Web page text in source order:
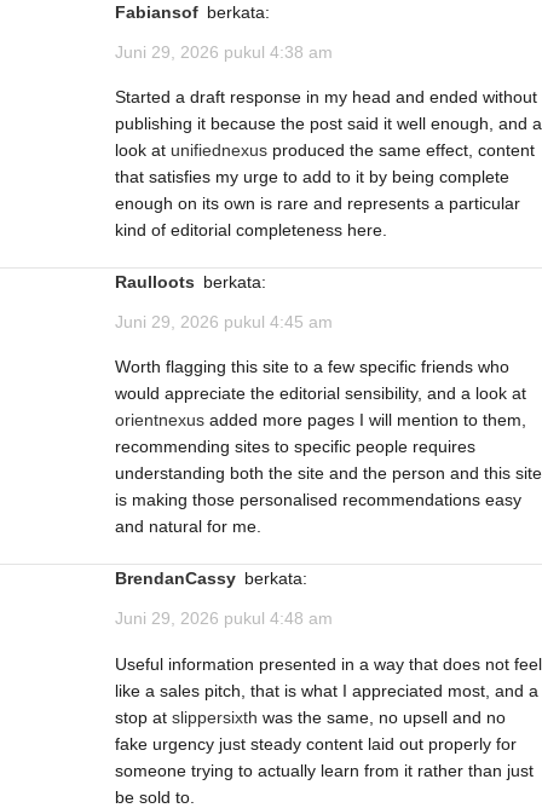
Fabiansof berkata:
Juni 29, 2026 pukul 4:38 am
Started a draft response in my head and ended without
publishing it because the post said it well enough, and a
look at unifiednexus produced the same effect, content
that satisfies my urge to add to it by being complete
enough on its own is rare and represents a particular
kind of editorial completeness here.
Raulloots berkata:
Juni 29, 2026 pukul 4:45 am
Worth flagging this site to a few specific friends who
would appreciate the editorial sensibility, and a look at
orientnexus added more pages I will mention to them,
recommending sites to specific people requires
understanding both the site and the person and this site
is making those personalised recommendations easy
and natural for me.
BrendanCassy berkata:
Juni 29, 2026 pukul 4:48 am
Useful information presented in a way that does not feel
like a sales pitch, that is what I appreciated most, and a
stop at slippersixth was the same, no upsell and no
fake urgency just steady content laid out properly for
someone trying to actually learn from it rather than just
be sold to.